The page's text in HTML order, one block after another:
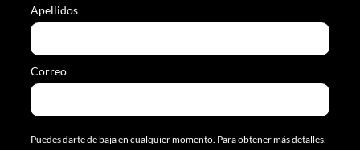
Apellidos
Correo
Puedes darte de baja en cualquier momento. Para obtener más detalles,